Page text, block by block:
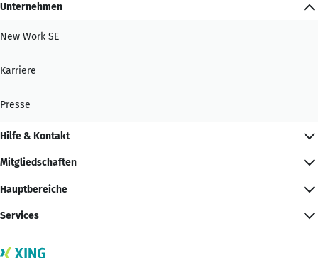
Unternehmen
New Work SE
Karriere
Presse
Hilfe & Kontakt
Mitgliedschaften
Hauptbereiche
Services